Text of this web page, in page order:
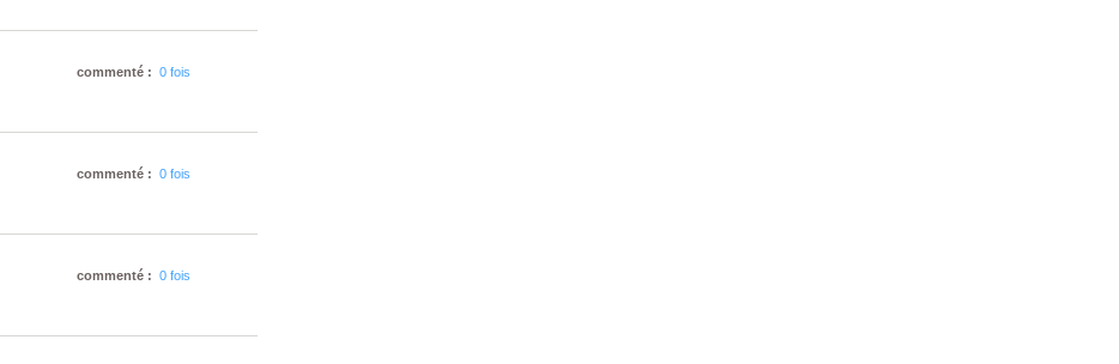
commenté : 0 fois
commenté : 0 fois
commenté : 0 fois